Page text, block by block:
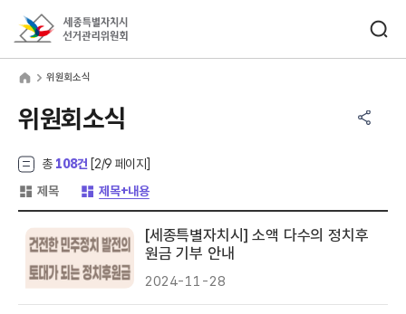
위원회소식
위원회소식
총 108건 [2/9 페이지]
제목 제목+내용
[세종특별자치시] 소액 다수의 정치후
원금 기부 안내
2024-11-28